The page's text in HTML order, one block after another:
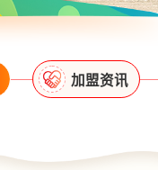
加盟资讯